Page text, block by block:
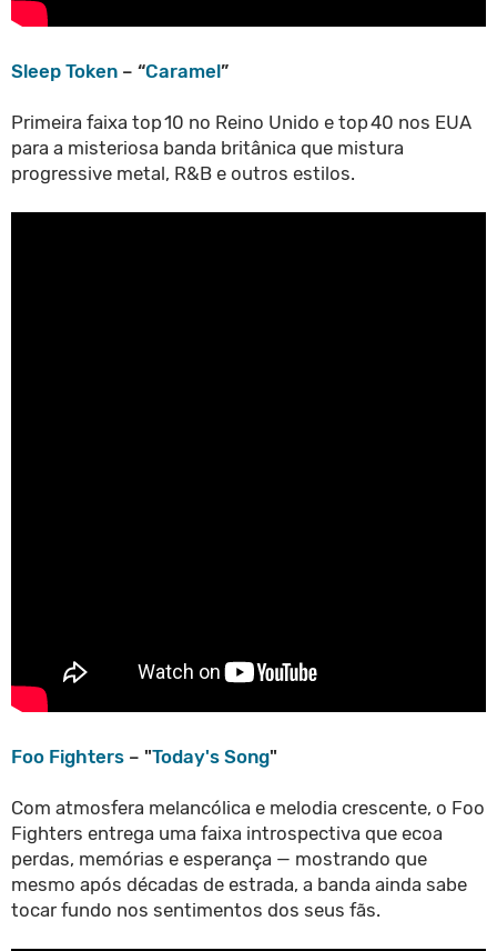
Sleep Token – “Caramel”
Primeira faixa top 10 no Reino Unido e top 40 nos EUA
para a misteriosa banda britânica que mistura
progressive metal, R&B e outros estilos.
Foo Fighters – "Today's Song"
Com atmosfera melancólica e melodia crescente, o Foo
Fighters entrega uma faixa introspectiva que ecoa
perdas, memórias e esperança — mostrando que
mesmo após décadas de estrada, a banda ainda sabe
tocar fundo nos sentimentos dos seus fãs.